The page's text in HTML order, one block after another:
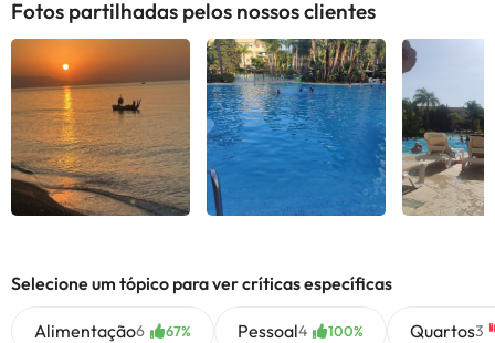
Fotos partilhadas pelos nossos clientes
Selecione um tópico para ver críticas específicas
Alimentação6 67% Pessoal4 100% Quartos3